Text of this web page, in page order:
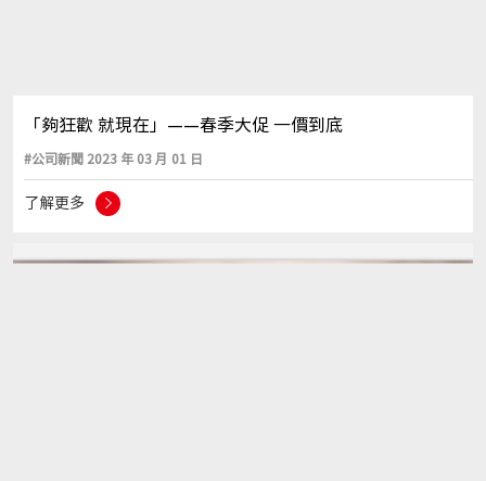
「夠狂歡 就現在」——春季大促 一價到底
#公司新聞 2023 年 03 月 01 日
了解更多